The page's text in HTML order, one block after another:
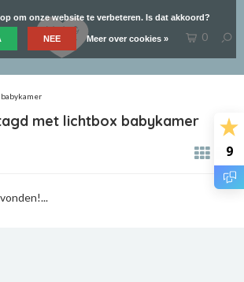
9
0
met lichtbox babykamer
om onze website te verbeteren. Is dat akkoord?
NEE Meer over cookies »